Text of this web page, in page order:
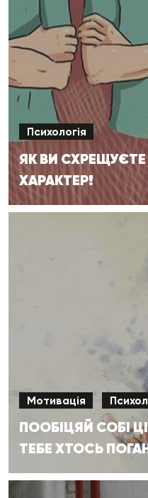
Психологія
ЯК ВИ СХРЕЩУЄТЕ
ХАРАКТЕР!
Мотивація
ПООБІЦЯЙ СОБІ
ТЕБЕ ХТОСЬ